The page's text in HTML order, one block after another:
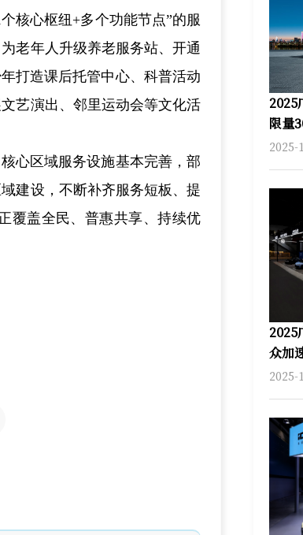
核心枢纽+多个功能节点”的服
老年人升级养老服务站、开通
打造课后托管中心、科普活动
艺演出、邻里运动会等文化活
心区域服务设施基本完善，部
建设，不断补齐服务短板、提
覆盖全民、普惠共享、持续优
2025
限量
2025-
2025
众加
2025-